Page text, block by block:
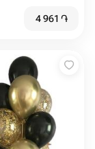
4 961 ֏